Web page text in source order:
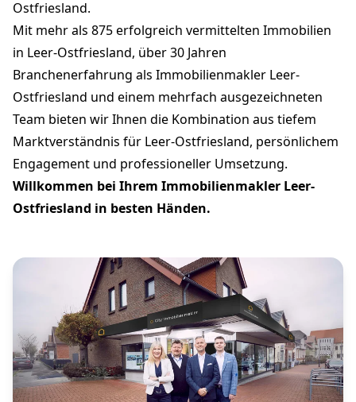
Ostfriesland.
Mit mehr als 875 erfolgreich vermittelten Immobilien
in Leer-Ostfriesland, über 30 Jahren
Branchenerfahrung als Immobilienmakler Leer-
Ostfriesland und einem mehrfach ausgezeichneten
Team bieten wir Ihnen die Kombination aus tiefem
Marktverständnis für Leer-Ostfriesland, persönlichem
Engagement und professioneller Umsetzung.
Willkommen bei Ihrem Immobilienmakler Leer-
Ostfriesland in besten Händen.